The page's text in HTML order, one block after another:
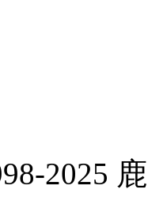
2025